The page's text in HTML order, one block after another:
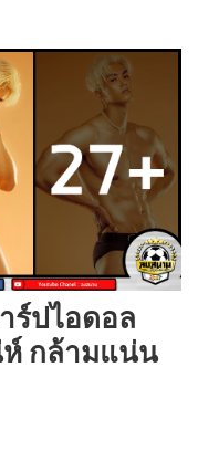
ร์ปไอดอล
กล้ามแน่น